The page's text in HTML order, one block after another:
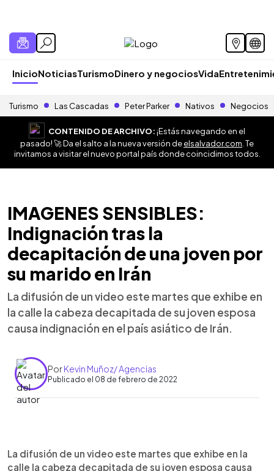
InicioNoticiasTurismoDinero y negociosVida
Turismo Las Cascadas Peter Parker Nativos Negocios
CONTENIDO DE ARCHIVO:¡Estás navegando en el
pasado! 🚀 Da el salto a la nueva versión deelsalvador.com . Te
invitamos a visitar el nuevo portal país donde coincidimos todos.
IMAGENES SENSIBLES:
Indignación tras la
decapitación de una joven por
su marido en Irán
La difusión de un video este martes que exhibe en
la calle la cabeza decapitada de su joven esposa
causa indignación en el país asiático de Irán.
PorKevin Muñoz/ Agencias
Publicado el 08 de febrero de 2022
► Escuchar artículo
La difusión de un video este martes que exhibe en la
calle la cabeza decapitada de su joven esposa causa